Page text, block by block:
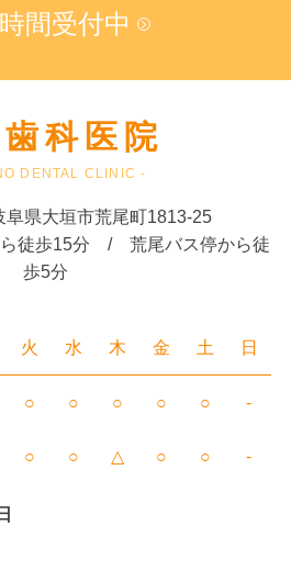
間受付中
科医院
DENTAL CLINIC -
県大垣市荒尾町1813-25
ら徒歩15分 / 荒尾バス停から徒
歩5分
火 水 木 金 土 日
○ ○ ○ ○ ○ -
○ ○ △ ○ ○ -